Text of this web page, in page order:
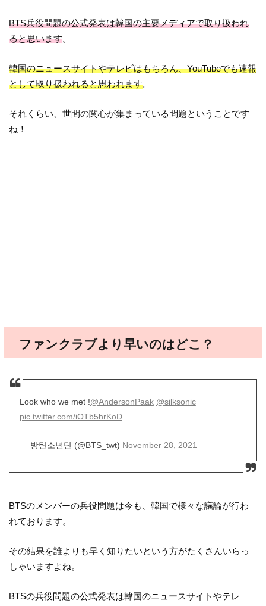
BTS兵役問題の公式発表は韓国の主要メディアで取り扱われ
ると思います。
韓国のニュースサイトやテレビはもちろん、YouTubeでも速報
として取り扱われると思われます。
それくらい、世間の関心が集まっている問題ということです
ね！
ファンクラブより早いのはどこ？
Look who we met !@AndersonPaak @silksonic
pic.twitter.com/iOTb5hrKoD
— 방탄소년단 (@BTS_twt) November 28, 2021
BTSのメンバーの兵役問題は今も、韓国で様々な議論が行わ
れております。
その結果を誰よりも早く知りたいという方がたくさんいらっ
しゃいますよね。
BTSの兵役問題の公式発表は韓国のニュースサイトやテレ